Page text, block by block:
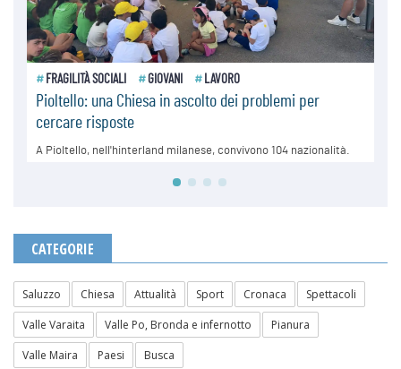
CATEGORIE
Saluzzo Chiesa Attualità Sport Cronaca
Spettacoli
Valle Varaita
Valle Po, Bronda e infernotto
Pianura
Valle Maira
Paesi Busca